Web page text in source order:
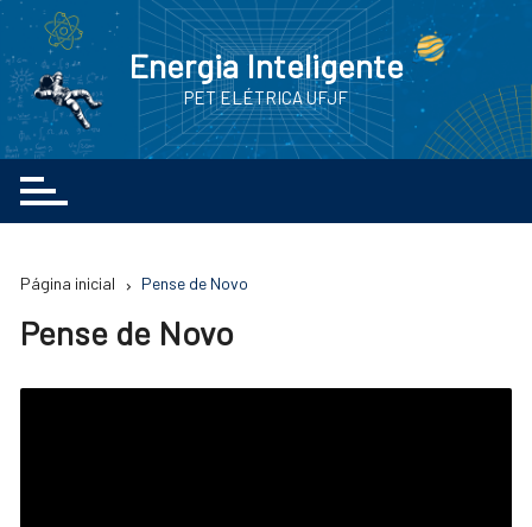
Ir
conteúdo
Energia Inteligente
PET ELÉTRICA UFJF
Página inicial Pense de Novo
Pense de Novo